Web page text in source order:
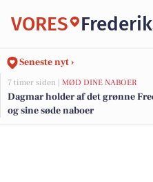
VORES
Seneste nyt ›
7 timer siden | MØD DINE NABOER
Dagmar holder af det grønne
og sine søde naboer